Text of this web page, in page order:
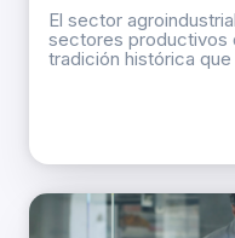
El sector
sectores productivos
tradición histórica